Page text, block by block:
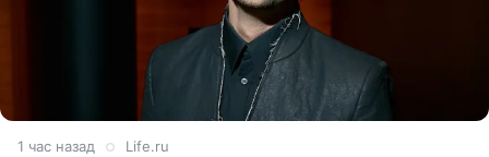
1 час назад Life.ru